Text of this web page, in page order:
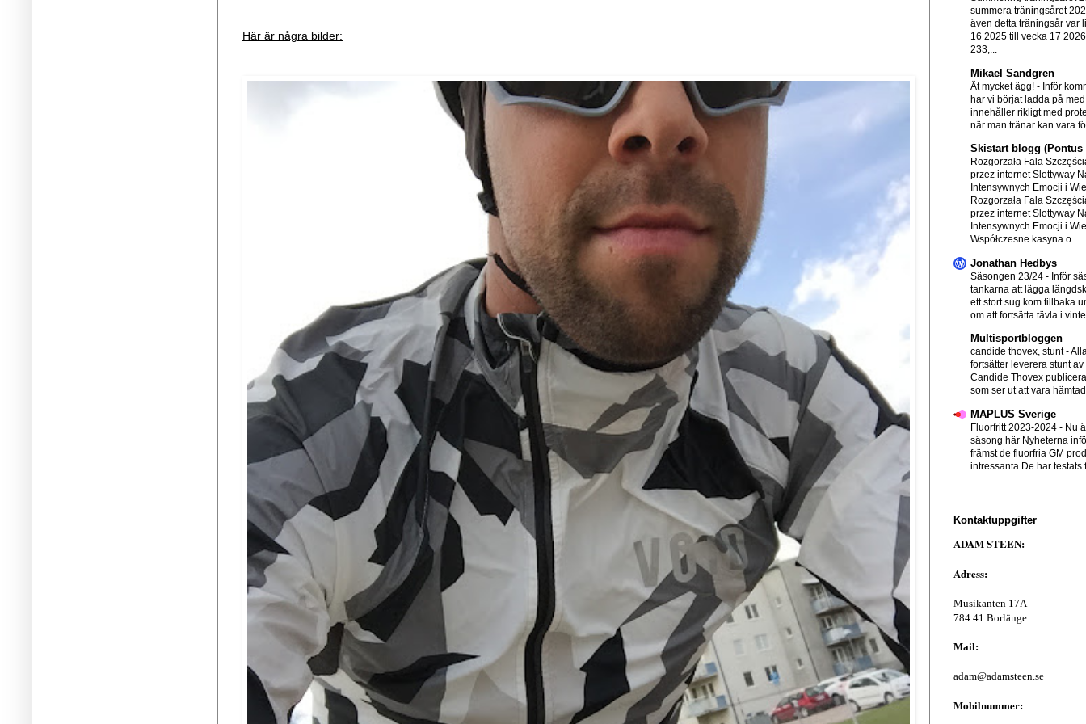
Här är några bilder:
summera träningsåret
även detta träningsår var
16 2025 till vecka 17
233,...
Mikael Sandgren
Ät mycket ägg! - Inför
har vi börjat ladda på
innehåller rikligt med
när man tränar kan vara
Skistart blogg (Pontus
Rozgorzała Fala
przez internet Slottyway
Intensywnych Emocji i
Rozgorzała Fala
przez internet Slottyway
Intensywnych Emocji i
Współczesne kasyna o...
Jonathan Hedbys
Säsongen 23/24 - Inför
tankarna att lägga
ett stort sug kom tillbaka
om att fortsätta tävla i
Multisportbloggen
candide thovex, stunt-
fortsätter leverera stunt
Candide Thovex
som ser ut att vara
MAPLUS Sverige
Fluorfritt 2023-2024 - Nu
säsong här Nyheterna
främst de fluorfria GM
intressanta De har testats
Kontaktuppgifter
ADAM STEEN:
Adress:
Musikanten 17A
784 41 Borlänge
Mail:
adam@adamsteen.se
Mobilnummer: